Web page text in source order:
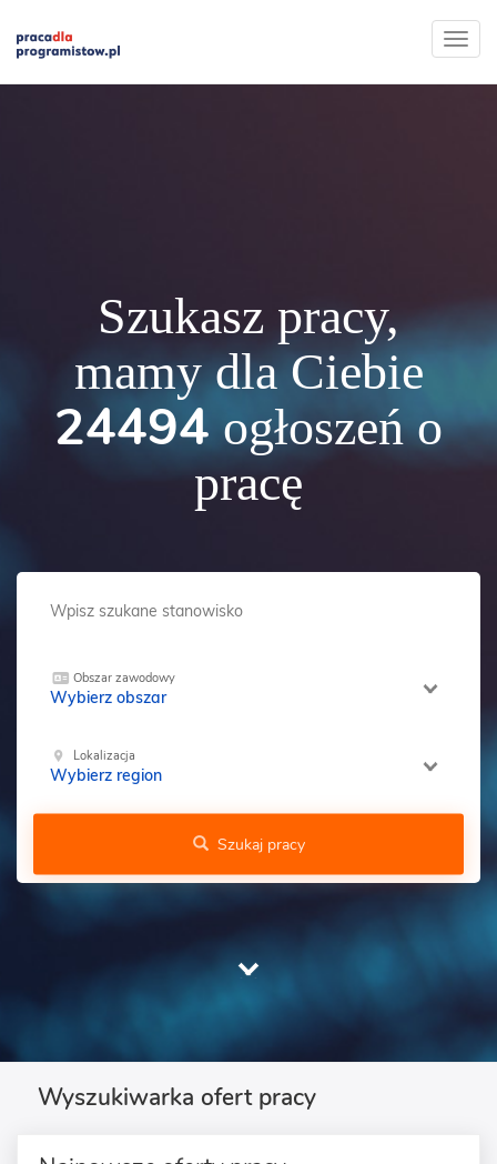
Szukasz pracy,
mamy dla Ciebie
24494ogłoszeń o
pracę
Obszar zawodowy
Wybierz obszar
Lokalizacja
Wybierz region
Szukaj pracy
Wyszukiwarka ofert pracy